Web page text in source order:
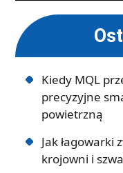
Kiedy MQL
precyzyjne
powietrzną
Jak łagowarki
krojowni i